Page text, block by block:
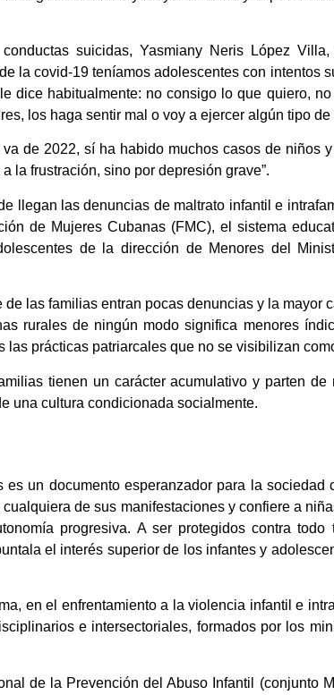
suicidas, Yasmiany Neris López
la covid-19 teníamos adolescentes con intentos
le dice habitualmente: no consigo lo que quiero,
los haga sentir mal o voy a ejercer algún tipo
de 2022, sí ha habido muchos casos de niños
la frustración, sino por depresión grave”.
llegan las denuncias de maltrato infantil e
de Mujeres Cubanas (FMC), el sistema
de la dirección de Menores del
las familias entran pocas denuncias y la mayor
rurales de ningún modo significa menores
las prácticas patriarcales que no se visibilizan
tienen un carácter acumulativo y parten
una cultura condicionada socialmente.
un documento esperanzador para la
de sus manifestaciones y confiere a
progresiva. A ser protegidos contra
el interés superior de los infantes y
en el enfrentamiento a la violencia infantil e
e intersectoriales, formados por los
de la Prevención del Abuso Infantil (conjunto